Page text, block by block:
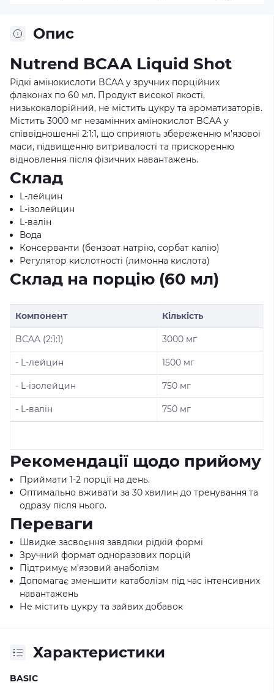
Опис
Nutrend BCAA Liquid Shot
Рідкі амінокислоти BCAA у зручних порційних
флаконах по 60 мл. Продукт високої якості,
низькокалорійний, не містить цукру та ароматизаторів.
Містить 3000 мг незамінних амінокислот BCAA у
співвідношенні 2:1:1, що сприяють збереженню м’язової
маси, підвищенню витривалості та прискоренню
відновлення після фізичних навантажень.
Склад
L-лейцин
L-ізолейцин
L-валін
Вода
Консерванти (бензоат натрію, сорбат калію)
Регулятор кислотності (лимонна кислота)
Склад на порцію (60 мл)
Компонент Кількість
BCAA (2:1:1) 3000 мг
- L-лейцин 1500 мг
- L-ізолейцин 750 мг
- L-валін 750 мг
Рекомендації щодо прийому
Приймати 1-2 порції на день.
Оптимально вживати за 30 хвилин до тренування та
одразу після нього.
Переваги
Швидке засвоєння завдяки рідкій формі
Зручний формат одноразових порцій
Підтримує м’язовий анаболізм
Допомагає зменшити катаболізм під час інтенсивних
навантажень
Не містить цукру та зайвих добавок
Характеристики
BASIC